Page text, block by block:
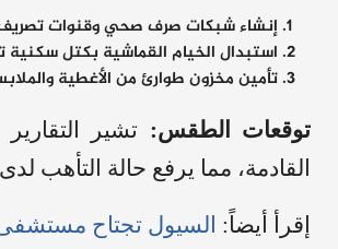
​إنشاء شبكات صرف صحي وقنوات
​استبدال الخيام القماشية بكتل
​تأمين مخزون طوارئ من الأغطية
توقعات الطقس: تشير
القادمة، مما يرفع حالة التأهب
​إقرأ أيضاً: السيول تجتاح